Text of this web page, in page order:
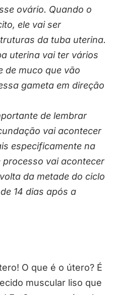
ovário. Quando o
ele vai ser
da tuba uterina.
uterina vai ter vários
de muco que vão
gameta em direção
de lembrar
vai acontecer
especificamente na
processo vai acontecer
da metade do ciclo
14 dias após a
O que é o útero? É
muscular liso que